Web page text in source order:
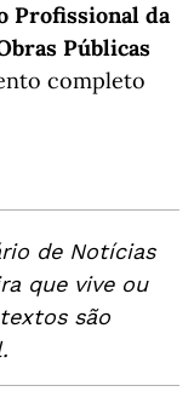
Profissional da
Públicas
completo
de Notícias
que vive ou
são